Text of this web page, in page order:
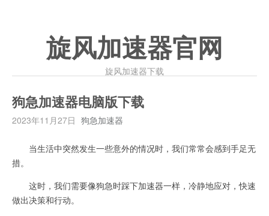
旋风加速器官网
旋风加速器下载
狗急加速器电脑版下载
2023年11月27日 狗急加速器
当生活中突然发生一些意外的情况时，我们常常会感到手足无
措。
这时，我们需要像狗急时踩下加速器一样，冷静地应对，快速
做出决策和行动。